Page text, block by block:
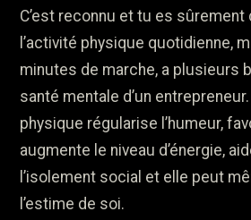
C’est reconnu et tu es sûrement
l’activité physique quotidienne,
minutes de marche, a plusieurs
santé mentale d’un entrepreneur.
physique régularise l’humeur,
augmente le niveau d’énergie,
l’isolement social et elle peut
l’estime de soi.